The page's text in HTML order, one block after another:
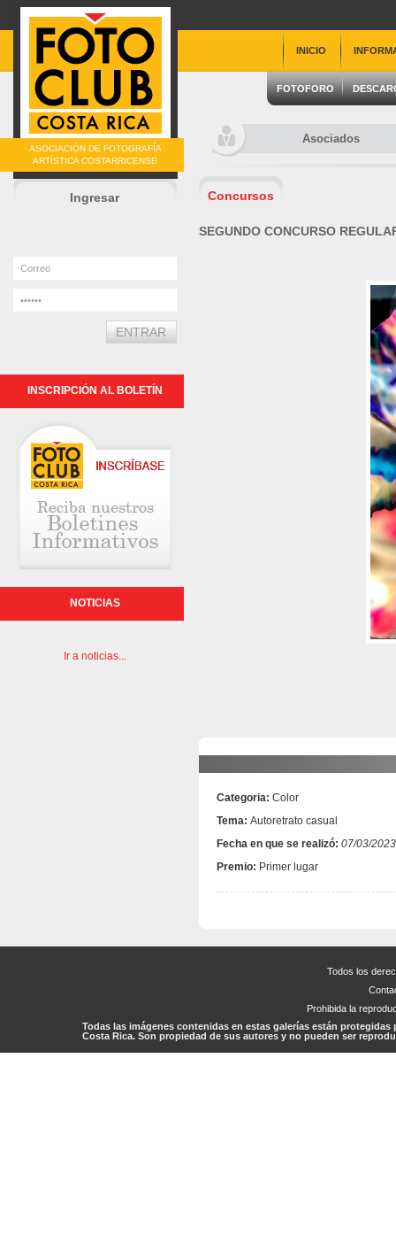
ASOCIACIÓN DE FOTOGRAFÍA
ARTÍSTICA COSTARRICENSE
INICIO
FOTOFORO
Ingresar
INSCRIPCIÓN AL BOLETÍN
NOTICIAS
Ir a noticias...
Asociados
Concursos
SEGUNDO CONCURSO
Categoria: Color
Tema: Autoretrato casual
Fecha en que se realizó: 07/03/2023
Premio: Primer lugar
Todos los
Prohibida la
Todas las imágenes contenidas en estas galerías están
Costa Rica. Son propiedad de sus autores y no pueden ser